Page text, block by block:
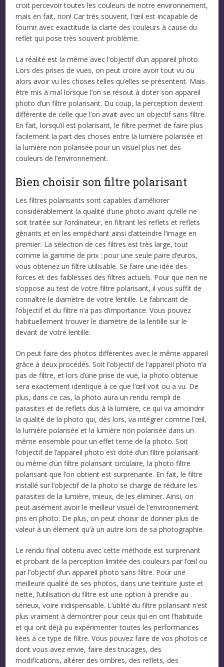
croit percevoir toutes les couleurs de notre environnement,
mais en fait, non! Car très souvent, l’œil est incapable de
fournir avec exactitude la clarté des couleurs à cause du
reflet qui pose très souvent problème.
La réalité est la même avec l’objectif d’un appareil photo.
Lors des prises de vues, on peut croire avoir tout vu ou
alors avoir vu les choses telles qu’elles se présentent. Mais
être mis à mal lorsque l’on se résout à doter son appareil
photo d’un filtre polarisant. Du coup, la perception devient
différente de celle que l’on avait avec un objectif sans filtre.
En fait, lorsqu’il est polarisant, le filtre permet de faire plus
facilement la part des choses entre la lumière polarisée et
la lumière non polarisée pour un visuel plus net des
couleurs de l’environnement.
Bien choisir son filtre polarisant
Les filtres polarisants sont capables d’améliorer
considérablement la qualité d’une photo avant qu’elle ne
soit traitée sur l’ordinateur, en filtrant les reflets et reflets
gênants et en les empêchant ainsi d’atteindre l’image en
premier. La sélection de ces filtres est très large, tout
comme la gamme de prix : pour une seule paire d’euros,
vous obtenez un filtre utilisable. Se faire une idée des
forces et des faiblesses des filtres actuels. Pour que rien ne
s’oppose au test de votre filtre polarisant, il vous suffit de
connaître le diamètre de votre lentille. Le fabricant de
l’objectif et du filtre n’a pas d’importance. Vous pouvez
habituellement trouver le diamètre de la lentille sur le
devant de votre lentille.
On peut faire des photos différentes avec le même appareil
grâce à deux procédés. Soit l’objectif de l’appareil photo n’a
pas de filtre, et lors d’une prise de vue, la photo obtenue
sera exactement identique à ce que l’œil voit ou a vu. De
plus, dans ce cas, la photo aura un rendu rempli de
parasites et de reflets dus à la lumière, ce qui va amoindrir
la qualité de la photo qui, dès lors, va intégrer comme l’œil,
la lumière polarisée et la lumière non polarisée dans un
même ensemble pour un effet terne de la photo. Soit
l’objectif de l’appareil photo est doté d’un filtre polarisant
ou même d’un filtre polarisant circulaire, la photo filtre
polarisant que l’on obtient est surprenante. En fait, le filtre
installé sur l’objectif de la photo se charge de réduire les
parasites de la lumière, mieux, de les éliminer. Ainsi, on
peut aisément avoir le meilleur visuel de l’environnement
pris en photo. De plus, on peut choisir de donner plus de
valeur à un élément qu’à un autre lors de sa photographie.
Le rendu final obtenu avec cette méthode est surprenant
et probant de la perception limitée des couleurs par l’œil ou
par l’objectif d’un appareil photo sans filtre. Pour une
meilleure qualité de ses photos, dans une teinture juste et
nette, l’utilisation du filtre est une option à prendre au
sérieux, voire indispensable. L’utilité du filtre polarisant n’est
plus vraiment à démontrer pour ceux qui en ont l’habitude
et qui ont déjà pu expérimenter toutes les performances
liées à ce type de filtre. Vous pouvez faire de vos photos ce
dont vous avez envie, faire des trucages, des
modifications, altérer des ombres, des reflets, des